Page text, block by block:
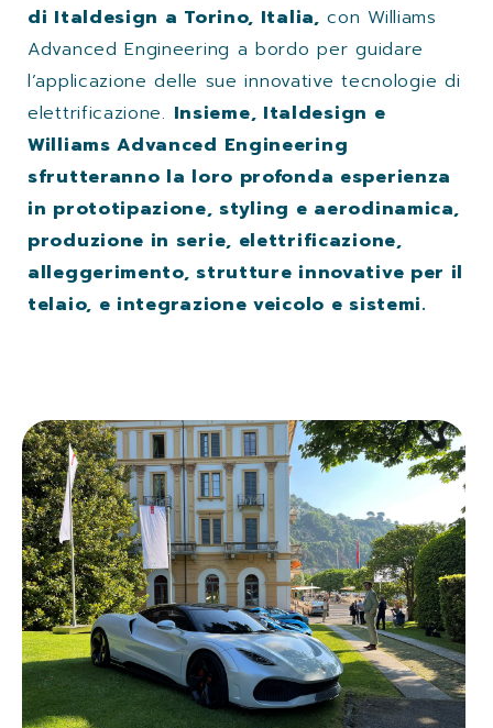
di Italdesign a Torino, Italia, con Williams
Advanced Engineering a bordo per guidare
l’applicazione delle sue innovative tecnologie di
elettrificazione. Insieme, Italdesign e
Williams Advanced Engineering
sfrutteranno la loro profonda esperienza
in prototipazione, styling e aerodinamica,
produzione in serie, elettrificazione,
alleggerimento, strutture innovative per il
telaio, e integrazione veicolo e sistemi.